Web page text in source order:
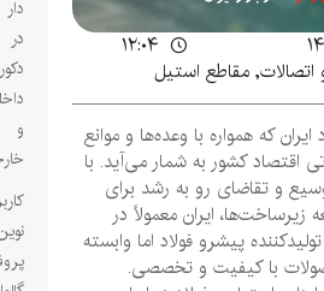
۱۲:۰۴
,مقاطع استیل
همواره با وعده‌ها و موانع
کشور به شمار می‌آید. با
تقاضای رو به رشد برای
ایران معمولاً در
پیشرو فولاد اما وابسته
با کیفیت و تخصصی.
دکوراسیون
کاربردهای
پروفیل‌های